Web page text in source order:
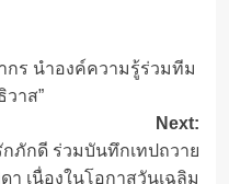
กร นำองค์ความรู้ร่วมทีม
วาส”
Next:
ภักดี ร่วมบันทึกเทปถวาย
า เนื่องในโอกาสวันเฉลิม